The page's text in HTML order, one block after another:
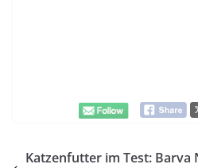
Katzenfutter im Test: Barva